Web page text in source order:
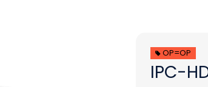
OP=OP
IPC-